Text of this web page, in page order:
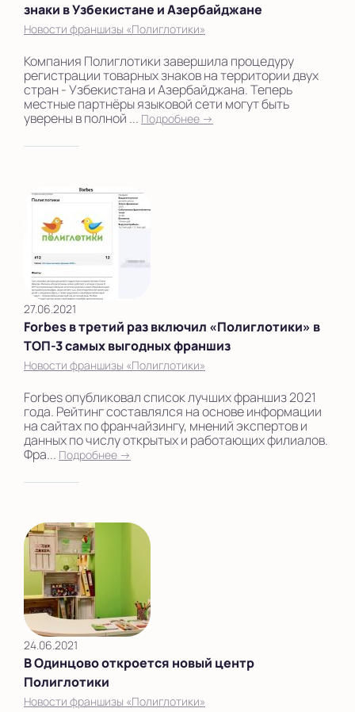
знаки в Узбекистане и Азербайджане
Новости франшизы «Полиглотики»
Компания Полиглотики завершила процедуру
регистрации товарных знаков на территории двух
стран - Узбекистана и Азербайджана. Теперь
местные партнёры языковой сети могут быть
уверены в полной ... Подробнее →
27.06.2021
Forbes в третий раз включил «Полиглотики» в
ТОП-3 самых выгодных франшиз
Новости франшизы «Полиглотики»
Forbes опубликовал список лучших франшиз 2021
года. Рейтинг составлялся на основе информации
на сайтах по франчайзингу, мнений экспертов и
данных по числу открытых и работающих филиалов.
Фра... Подробнее →
24.06.2021
В Одинцово откроется новый центр
Полиглотики
Новости франшизы «Полиглотики»